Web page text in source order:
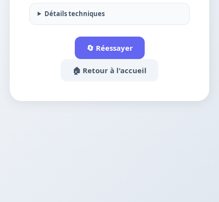
Détails techniques
🔄 Réessayer
🏠 Retour à l'accueil